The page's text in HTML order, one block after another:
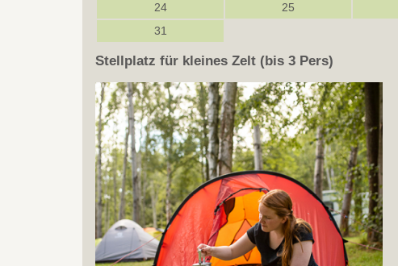
24
25
31
Stellplatz für kleines Zelt (bis 3 Pers)